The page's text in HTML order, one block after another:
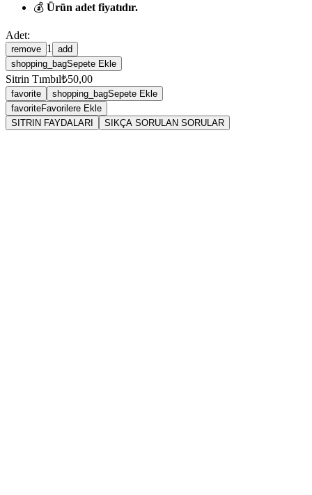
💰 Ürün adet fiyatıdır.
Adet:
remove 1
add
shopping_bagSepete Ekle
Sitrin Tımbıl₺50,00
favorite shopping_bagSepete Ekle
favoriteFavorilere Ekle
SITRIN FAYDALARI
SIKÇA SORULAN SORULAR